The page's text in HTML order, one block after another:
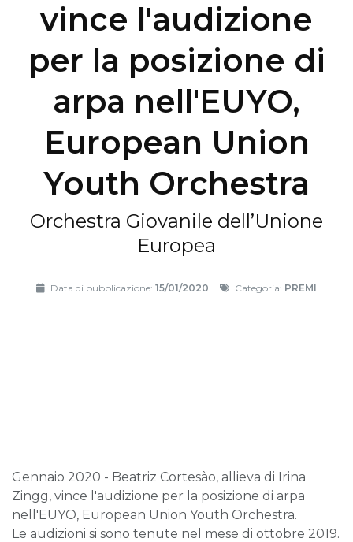
vince l'audizione
per la posizione di
arpa nell'EUYO,
European Union
Youth Orchestra
Orchestra Giovanile dell’Unione
Europea
Data di pubblicazione:15/01/2020 Categoria: PREMI
Gennaio 2020 - Beatriz Cortesão, allieva di Irina
Zingg, vince l'audizione per la posizione di arpa
nell'EUYO, European Union Youth Orchestra.
Le audizioni si sono tenute nel mese di ottobre 2019.